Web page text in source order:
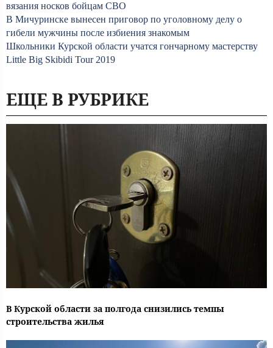
вязания носков бойцам СВО
В Мичуринске вынесен приговор по уголовному делу о
гибели мужчины после избиения знакомым
Школьники Курской области учатся гончарному мастерству
Little Big Skibidi Tour 2019
ЕЩЕ В РУБРИКЕ
В Курской области за полгода снизились темпы
строительства жилья